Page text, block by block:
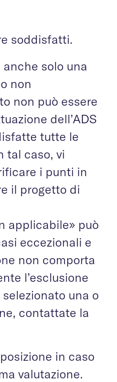
soddisfatti.
solo una
non
non può essere
dell’ADS
tutte le
tal caso, vi
i punti in
il progetto di
applicabile» può
eccezionali e
non comporta
l’esclusione
una o
contattate la
in caso
valutazione.